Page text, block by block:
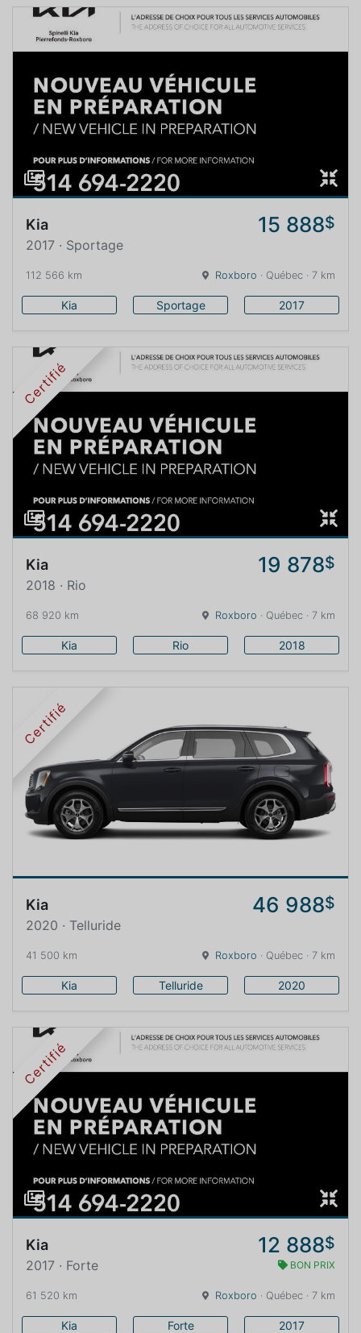
Kia 15 888$
2017 · Sportage
112 566 km Roxboro · Québec · 7 km
Kia Sportage 2017
Certifié
Kia 19 878$
2018 · Rio
68 920 km Roxboro · Québec · 7 km
Kia Rio 2018
Certifié
Kia 46 988$
2020 · Telluride
41 500 km Roxboro · Québec · 7 km
Kia Telluride 2020
Certifié
Kia 12 888$
2017 · Forte BON PRIX
61 520 km Roxboro · Québec · 7 km
Kia Forte 2017